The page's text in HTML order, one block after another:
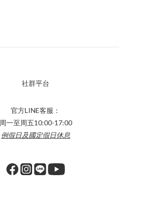
社群平台
官方LINE客服：
周一至周五10:00-17:00
例假日及國定假日休息